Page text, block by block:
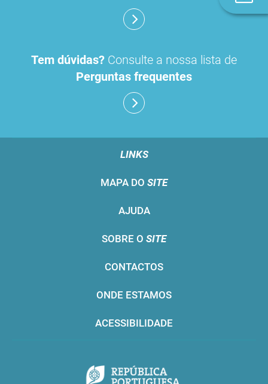
Tem dúvidas? Consulte a nossa lista de
Perguntas frequentes
LINKS
MAPA DO SITE
AJUDA
SOBRE O SITE
CONTACTOS
ONDE ESTAMOS
ACESSIBILIDADE